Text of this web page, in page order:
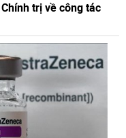
trị về công tác